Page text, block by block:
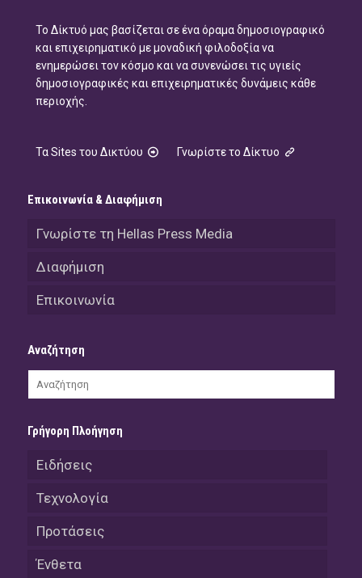
Το Δίκτυό μας βασίζεται σε ένα όραμα δημοσιογραφικό
και επιχειρηματικό με μοναδική φιλοδοξία να
ενημερώσει τον κόσμο και να συνενώσει τις υγιείς
δημοσιογραφικές και επιχειρηματικές δυνάμεις κάθε
περιοχής.
Τα Sites του Δικτύου Γνωρίστε το Δίκτυο
Επικοινωνία & Διαφήμιση
Γνωρίστε τη Hellas Press Media
Διαφήμιση
Επικοινωνία
Αναζήτηση
Γρήγορη Πλοήγηση
Ειδήσεις
Τεχνολογία
Προτάσεις
Ένθετα